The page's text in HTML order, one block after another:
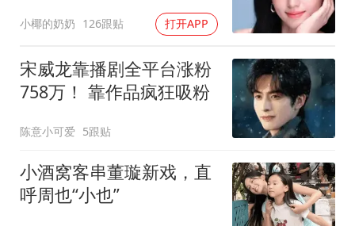
小椰的奶奶 126跟贴 打开APP
宋威龙靠播剧全平台涨粉
758万！ 靠作品疯狂吸粉
陈意小可爱 5跟贴
小酒窝客串董璇新戏，直
呼周也“小也”